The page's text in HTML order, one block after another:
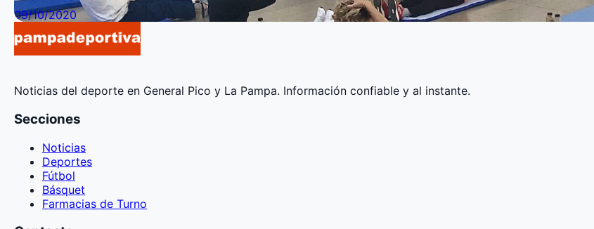
09/10/2020
Noticias del deporte en General Pico y La Pampa. Información confiable y al instante.
Secciones
Noticias
Deportes
Fútbol
Básquet
Farmacias de Turno